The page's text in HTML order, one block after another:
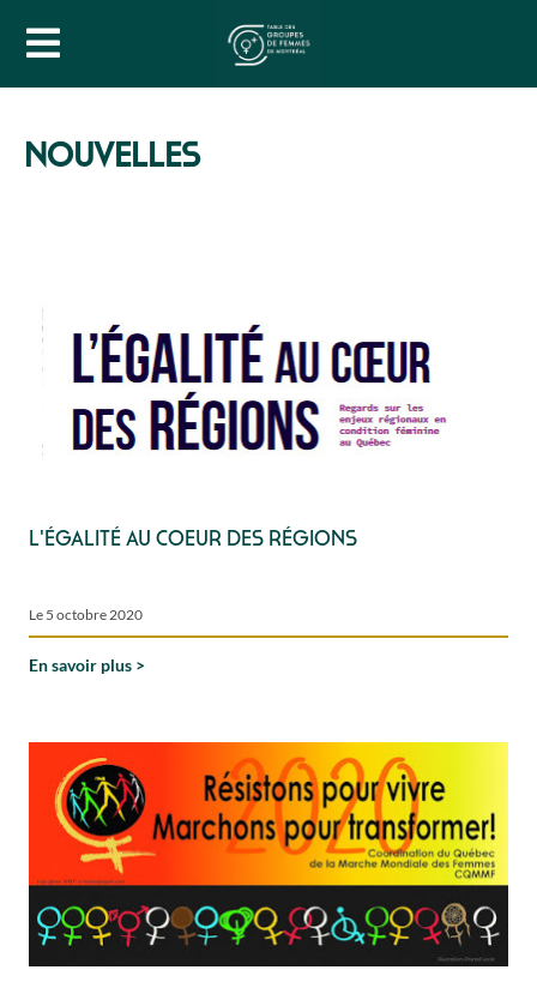
NOUVELLES
L'égalité au coeur des régions
Le 5 octobre 2020
En savoir plus